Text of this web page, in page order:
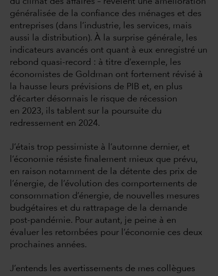
généralisée de la confiance des ménages et des
entreprises (dans l’industrie, les services, mais
aussi la distribution). À la surprise générale, les
indicateurs avancés ont quant à eux enregistré un
rebond quasi-record : à titre d’exemple, les
économistes de Goldman ont fortement révisé à
la hausse leurs prévisions de PIB et, en plus
d’écarter désormais le risque de récession
en 2023, ils tablent sur la poursuite du
redressement en 2024.
J’étais trop pessimiste à l’automne dernier, et
l’économie résiste finalement mieux que prévu,
en raison notamment de la détente des prix de
l’énergie, de l’évolution des comportements de
consommation d’énergie, de nouvelles mesures
budgétaires et du rattrapage de la demande
post-pandémie. Pour autant, je peine à en
évaluer les retombées pour l’économie ces deux
prochaines années.
J’entends les avertissements de mes collègues